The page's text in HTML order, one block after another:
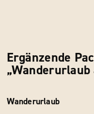
Ergänzende
Wanderurlaub